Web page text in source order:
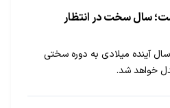
سال سخت در انتظار
آینده میلادی به دوره سختی
خواهد شد.